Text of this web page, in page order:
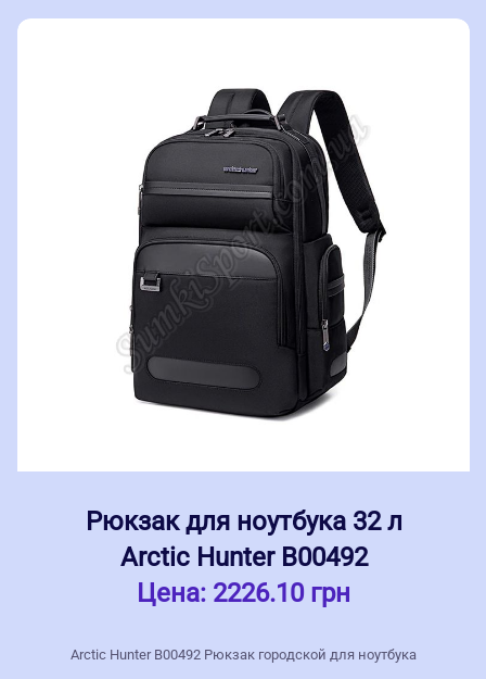
Рюкзак для ноутбука 32 л
Arctic Hunter В00492
Цена: 2226.10 грн
Arctic Hunter В00492 Рюкзак городской для ноутбука